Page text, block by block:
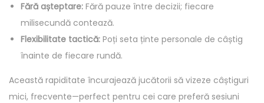
Fără așteptare: Fără pauze între decizii; fiecare
milisecundă contează.
Flexibilitate tactică: Poți seta ținte personale de câștig
înainte de fiecare rundă.
Această rapiditate încurajează jucătorii să vizeze câștiguri
mici, frecvente—perfect pentru cei care preferă sesiuni